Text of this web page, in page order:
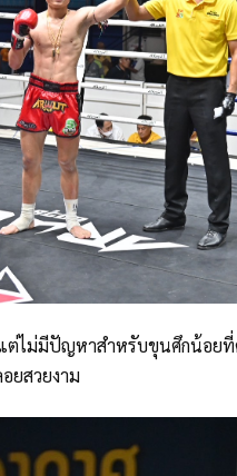
ไม่มีปัญหาสำหรับขุนศึกน้อยที่
ยสวยงาม